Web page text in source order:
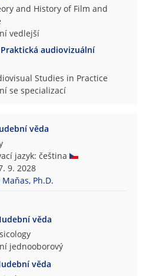
and History of Film and
vedlejší
Praktická audiovizuální
Studies in Practice
se specializací
věda
jazyk: čeština
9. 2028
Ph.D.
věda
jednooborový
věda